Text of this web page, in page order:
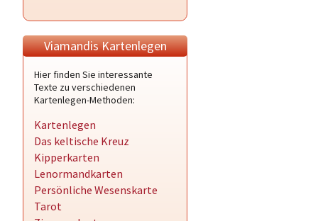
Viamandis Kartenlegen
Hier finden Sie interessante
Texte zu verschiedenen
Kartenlegen-Methoden:
Kartenlegen
Das keltische Kreuz
Kipperkarten
Lenormandkarten
Persönliche Wesenskarte
Tarot